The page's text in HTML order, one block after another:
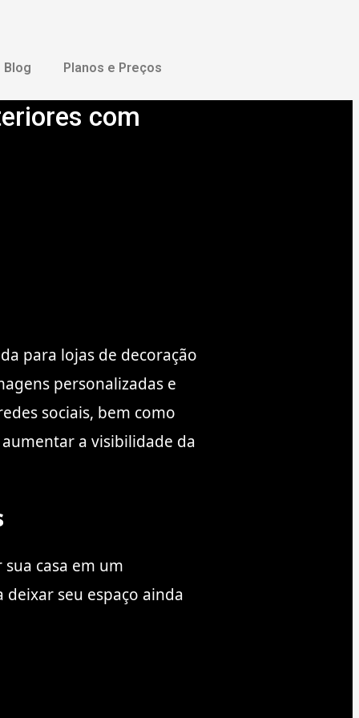
Blog Planos e Preços
com
para lojas de decoração
personalizadas e
sociais, bem como
a visibilidade da
casa em um
seu espaço ainda